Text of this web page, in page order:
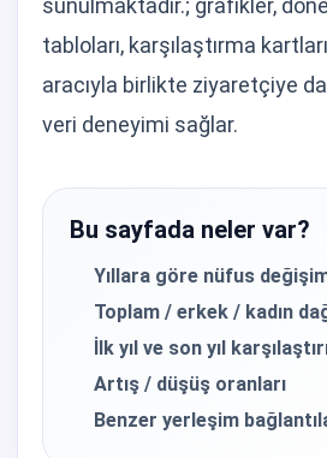
sunulmaktadır.; grafikler,
tabloları, karşılaştırma
aracıyla birlikte ziyaretçiye
veri deneyimi sağlar.
Bu sayfada neler var?
Yıllara göre nüfus
Toplam / erkek / kadın
İlk yıl ve son yıl
Artış / düşüş oranları
Benzer yerleşim